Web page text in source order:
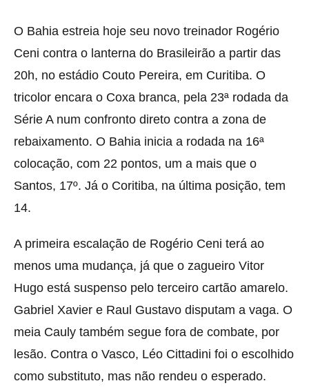
O Bahia estreia hoje seu novo treinador Rogério
Ceni contra o lanterna do Brasileirão a partir das
20h, no estádio Couto Pereira, em Curitiba. O
tricolor encara o Coxa branca, pela 23ª rodada da
Série A num confronto direto contra a zona de
rebaixamento. O Bahia inicia a rodada na 16ª
colocação, com 22 pontos, um a mais que o
Santos, 17º. Já o Coritiba, na última posição, tem
14.
A primeira escalação de Rogério Ceni terá ao
menos uma mudança, já que o zagueiro Vitor
Hugo está suspenso pelo terceiro cartão amarelo.
Gabriel Xavier e Raul Gustavo disputam a vaga. O
meia Cauly também segue fora de combate, por
lesão. Contra o Vasco, Léo Cittadini foi o escolhido
como substituto, mas não rendeu o esperado.